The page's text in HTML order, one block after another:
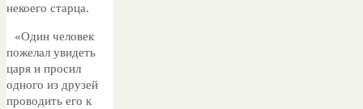
некоего старца.
«Один человек
пожелал увидеть
царя и просил
одного из друзей
проводить его к